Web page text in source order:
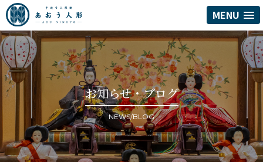
MENU
お知らせ・ブログ
NEWS/BLOG